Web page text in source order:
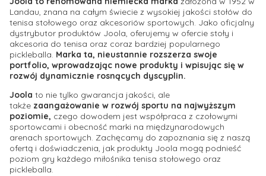
Landau, znana na całym świecie z wysokiej jakości stołów do
tenisa stołowego oraz akcesoriów sportowych. Jako oficjalny
dystrybutor produktów Joola, oferujemy w ofercie stoły i
akcesoria do tenisa oraz coraz bardziej popularnego
pickleballa. Marka ta, nieustannie rozszerza swoje
portfolio, wprowadzając nowe produkty i wpisując się w
rozwój dynamicznie rosnących dyscyplin.
Joola to nie tylko gwarancja jakości, ale
także zaangażowanie w rozwój sportu na najwyższym
poziomie, czego dowodem jest współpraca z czołowymi
sportowcami i obecność marki na międzynarodowych
arenach sportowych. Zachęcamy do zapoznania się z naszą
ofertą i doświadczenia, jak produkty Joola mogą podnieść
poziom gry każdego miłośnika tenisa stołowego oraz
pickleballa.